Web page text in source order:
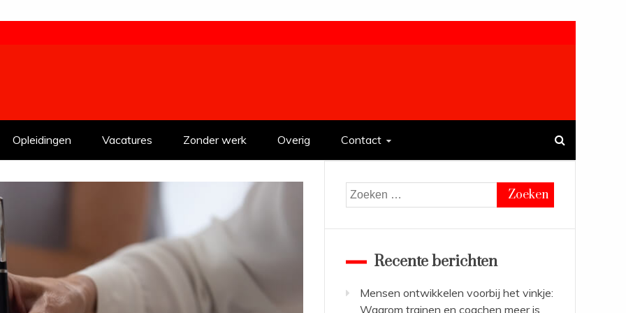
Opleidingen Vacatures Zonder werk Overig Contact
Zoeken
naar:
Recente berichten
Mensen ontwikkelen voorbij het vinkje:
Waarom trainen en coachen meer is